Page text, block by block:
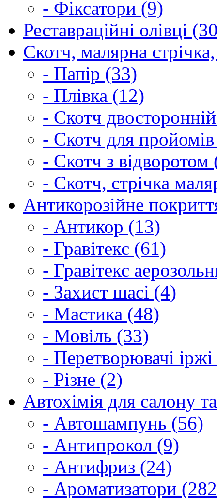
- Фіксатори (9)
Реставраційні олівці
Скотч, малярна
- Папір (33)
- Плівка (12)
- Скотч
- Скотч для
- Скотч з відворотом
- Скотч, стрічка
Антикорозійне
- Антикор (13)
- Гравітекс (61)
- Гравітекс
- Захист шасі (4)
- Мастика (48)
- Мовіль (33)
- Перетворювачі
- Різне (2)
Автохімія для салону
- Автошампунь (56)
- Антипрокол (9)
- Антифриз (24)
- Ароматизатори